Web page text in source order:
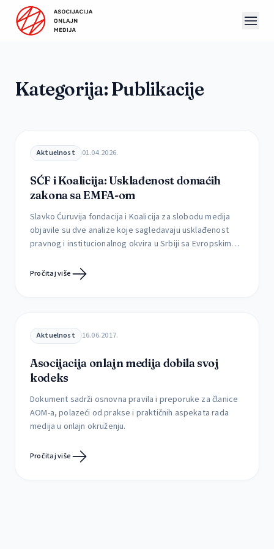
Preskoči na sadržaj
Kategorija:Publikacije
Aktuelnost 01.04.2026.
SĆF i Koalicija: Usklađenost domaćih
zakona sa EMFA-om
Slavko Ćuruvija fondacija i Koalicija za slobodu medija
objavile su dve analize koje sagledavaju usklađenost
pravnog i institucionalnog okvira u Srbiji sa Evropskim
njegove implementacije u postojećim okolnostima.
Pročitaj više
Aktuelnost 16.06.2017.
Asocijacija onlajn medija dobila svoj
kodeks
Dokument sadrži osnovna pravila i preporuke za članice
AOM-a, polazeći od prakse i praktičnih aspekata rada
medija u onlajn okruženju.
Pročitaj više